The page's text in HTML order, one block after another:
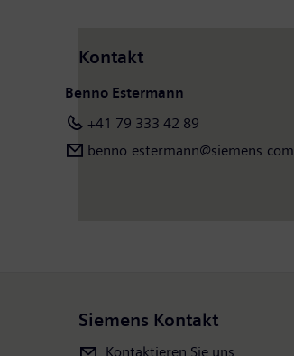
Kontakt
Benno Estermann
+41 79 333 42 89
benno.estermann@siemens.com
Siemens Kontakt
Kontaktieren Sie uns